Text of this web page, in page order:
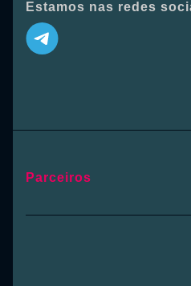
Estamos nas redes
Parceiros